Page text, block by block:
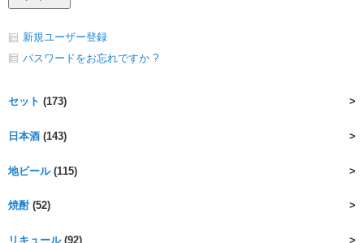
新規ユーザー登録
パスワードをお忘れですか ?
セット (173)
日本酒 (143)
地ビール(115)
焼酎(52)
リキュール(92)